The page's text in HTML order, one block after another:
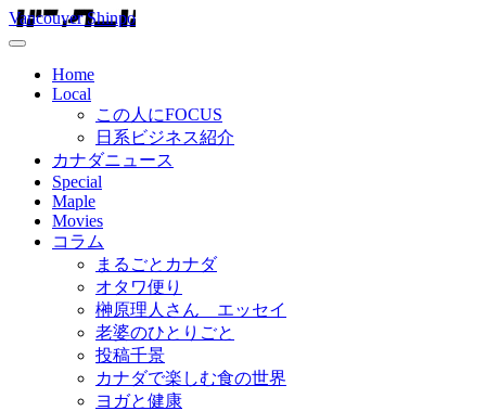
Vancouver Shinpo
Home
Local
この人にFOCUS
日系ビジネス紹介
カナダニュース
Special
Maple
Movies
コラム
まるごとカナダ
オタワ便り
榊原理人さん エッセイ
老婆のひとりごと
投稿千景
カナダで楽しむ食の世界
ヨガと健康